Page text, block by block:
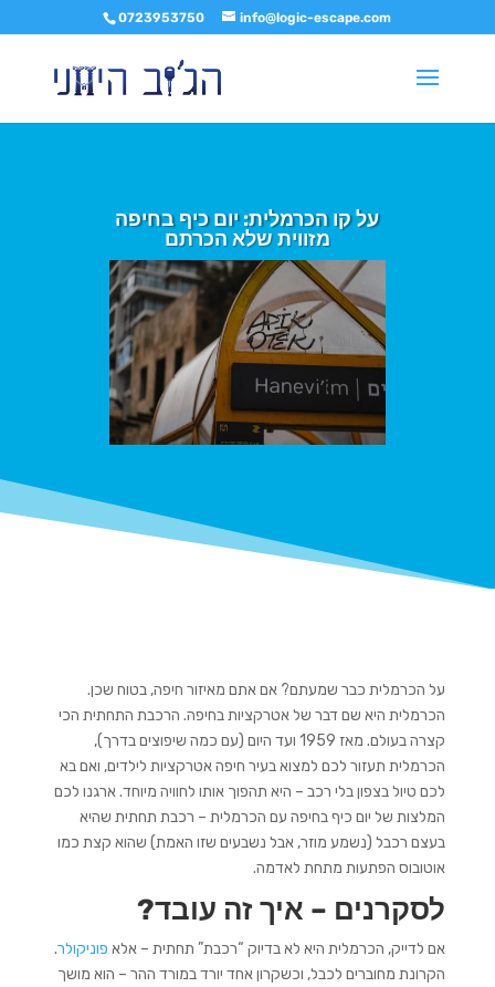
0723953750 info@logic-escape.com
על קו הכרמלית: יום כיף בחיפה
מזווית שלא הכרתם
על הכרמלית כבר שמעתם? אם אתם מאיזור חיפה, בטוח שכן.
הכרמלית היא שם דבר שלאטרקציות בחיפה. הרכבת התחתית הכי
קצרה בעולם. מאז 1959 ועד היום (עם כמה שיפוצים בדרך),
הכרמלית תעזור לכם למצוא בעיר חיפה אטרקציות לילדים, ואם בא
לכם טיול בצפוןבלי רכב – היא תהפוך אותו לחוויה מיוחד. ארגנו לכם
המלצות של יום כיף בחיפה עם הכרמלית – רכבת תחתית שהיא
בעצם רכבל (נשמע מוזר, אבל נשבעים שזו האמת) שהוא קצת כמו
אוטובוס הפתעות מתחת לאדמה.
לסקרנים – איך זה עובד?
אם לדייק, הכרמלית היא לא בדיוק “רכבת” תחתית – אלא פוניקולר.
הקרונת מחוברים לכבל, וכשקרון אחד יורד במורד ההר – הוא מושך